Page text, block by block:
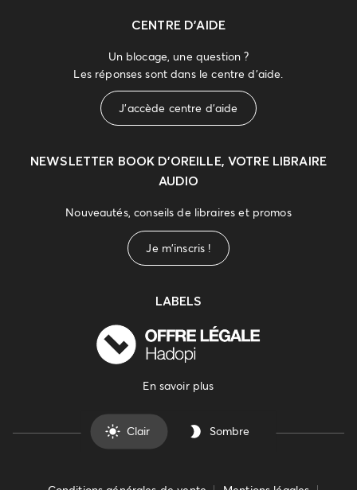
CENTRE D'AIDE
Un blocage, une question ?
Les réponses sont dans le centre d'aide.
J'accède centre d'aide
NEWSLETTER BOOK D’OREILLE, VOTRE LIBRAIRE
AUDIO
Nouveautés, conseils de libraires et promos
Je m'inscris !
LABELS
En savoir plus
Clair Sombre